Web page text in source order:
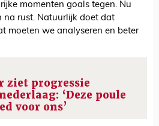
momenten goals tegen. Nu
na rust. Natuurlijk doet dat
moeten we analyseren en beter
ziet progressie
‘Deze poule
voor ons’